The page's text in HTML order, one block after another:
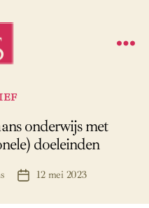
onderwijs met
doeleinden
Berichtdatum
12 mei 2023